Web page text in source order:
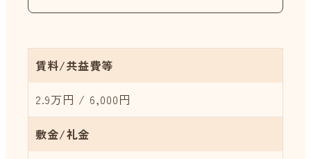
賃料/共益費等
2.9万円 / 6,000円
敷金/礼金